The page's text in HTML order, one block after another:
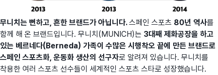
무니치는 뻔하고, 흔한 브랜드가 아닙니다.스페인 스포츠 80년 역사를
함께 해 온 브랜드입니다. 무니치(MUNICH)는 3대째 제화공장을 하고
있는 베르네다(Berneda) 가족이 수많은 시행착오 끝에 만든 브랜드로
스페인 스포츠화, 운동화 생산의 선구자로 알려져 있습니다. 무니치를
착용한 여러 스포츠 선수들이 세계적인 스포츠 스타로 성장했습니다.